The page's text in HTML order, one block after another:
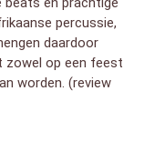
percussie,
daardoor
zowel op een feest
worden. (review